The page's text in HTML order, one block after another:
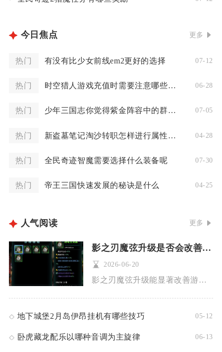
今日焦点 更多
热门 有没有比少女前线em2更好的选择 07-12
热门 时空猎人游戏充值时需要注意哪些问题 06-28
热门 少年三国志你觉得紫金阵容中的群雄最佳选择是谁 07-05
热门 新盗墓笔记淘沙转职怎样进行属性调整 04-28
热门 全民奇迹智魔需要选择什么装备呢 07-30
热门 帝王三国快速发展的秘诀是什么 04-25
人气阅读 更多
影之刃魔弦升级是否会改善游戏体验
2026-06-20
影之刃魔弦升级能显著改善游戏体验，核心体现在伤害质变、循环流...
地下城堡2月岛伊昂挂机有哪些技巧 05-12
卧虎藏龙配乐以哪种音调为主旋律 06-13